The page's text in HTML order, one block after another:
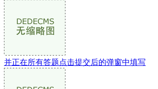
并正在所有答题点击提交后的弹窗中填写